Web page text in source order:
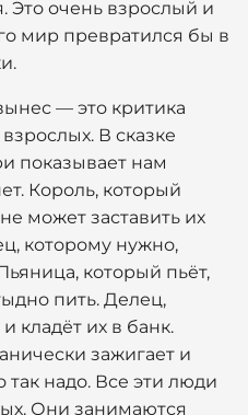
Это очень взрослый и
мир превратился бы в
— это критика
В сказке
показывает нам
Король, который
может заставить их
которому нужно,
который пьёт,
пить. Делец,
кладёт их в банк.
зажигает и
так надо. Все эти люди
Они занимаются